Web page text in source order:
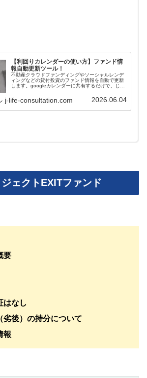
【利回りカレンダーの使い方】ファンド情
報自動更新ツール！
不動産クラウドファンディングやソーシャルレンデ
ィングなどの貸付投資のファンド情報を自動で更新
します。googleカレンダーに共有するだけで、じぇ
自動更新されます。使い方や導入方法を解説してい
ます。
j-life-consultation.com 2026.06.04
ェクトEXITファンド
要
はなし
劣後）の持分について
報